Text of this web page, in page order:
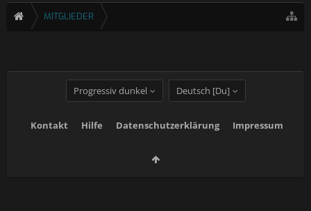
MITGLIEDER
Progressiv dunkel Deutsch [Du]
Kontakt Hilfe Datenschutzerklärung Impressum